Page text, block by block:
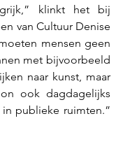
klinkt het bij
van Cultuur Denise
mensen geen
met bijvoorbeeld
naar kunst, maar
ook dagdagelijks
publieke ruimten.”